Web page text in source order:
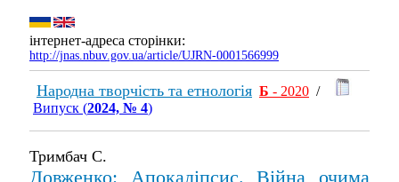
інтернет-адреса сторінки:
http://jnas.nbuv.gov.ua/article/UJRN-0001566999
Народна творчість та етнологія Б - 2020 /
Випуск (2024, № 4)
Тримбач С.
Довженко: Апокаліпсис. Війна очима